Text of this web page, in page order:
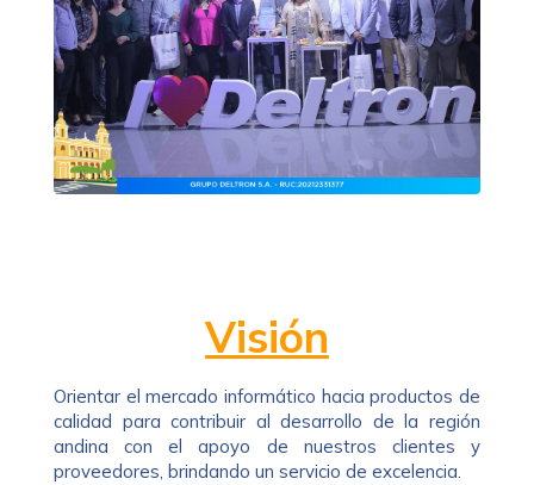
Visión
Orientar el mercado informático hacia productos de
calidad para contribuir al desarrollo de la región
andina con el apoyo de nuestros clientes y
proveedores, brindando un servicio de excelencia.